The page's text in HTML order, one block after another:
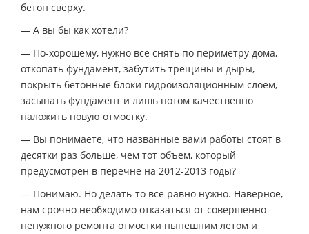
бетон сверху.
— А вы бы как хотели?
— По-хорошему, нужно все снять по периметру дома,
откопать фундамент, забутить трещины и дыры,
покрыть бетонные блоки гидроизоляционным слоем,
засыпать фундамент и лишь потом качественно
наложить новую отмостку.
— Вы понимаете, что названные вами работы стоят в
десятки раз больше, чем тот объем, который
предусмотрен в перечне на 2012-2013 годы?
— Понимаю. Но делать-то все равно нужно. Наверное,
нам срочно необходимо отказаться от совершенно
ненужного ремонта отмостки нынешним летом и